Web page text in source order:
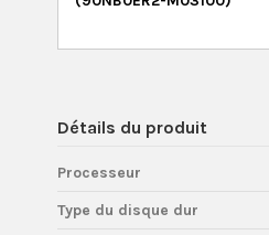
Détails du produit
Processeur
Type du disque dur